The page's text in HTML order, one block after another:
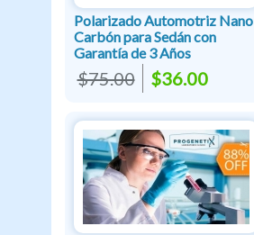
Polarizado Automotriz Nano
Carbón para Sedán con
Garantía de 3 Años
$75.00 $36.00